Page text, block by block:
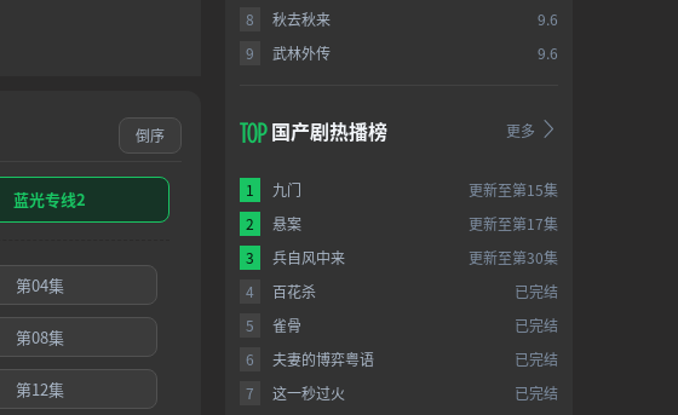
倒序
蓝光专线2
第04集
第08集
第12集
9.6
8
秋去秋来
9.6
9 武林外传
更多
国产剧热播榜
更新至第15集
1
九门
更新至第17集
2
悬案
更新至第30集
3
兵自风中来
已完结
4
百花杀
已完结
5
雀骨
已完结
6
夫妻的博弈粤语
已完结
7
这一秒过火